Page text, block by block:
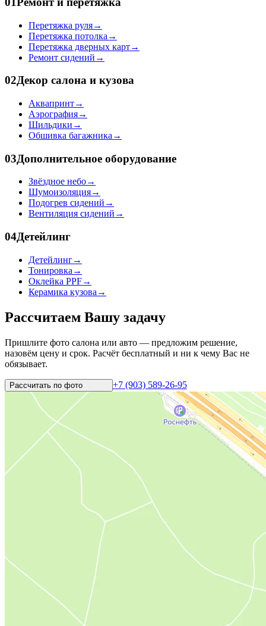
Перетяжка руля→
Перетяжка потолка →
Перетяжка дверных карт→
Ремонт сидений →
02Декор салона и кузова
Аквапринт→
Аэрография→
Шильдики →
Обшивка багажника →
03Дополнительное оборудование
Звёздное небо→
Шумоизоляция→
Подогрев сидений →
Вентиляция сидений →
04Детейлинг
Детейлинг→
Тонировка →
Оклейка PPF→
Керамика кузова →
Рассчитаем Вашу задачу
Пришлите фото салона или авто — предложим решение,
назовём цену и срок. Расчёт бесплатный и ни к чему Вас не
обязывает.
Рассчитать по фото +7 (903) 589-26-95